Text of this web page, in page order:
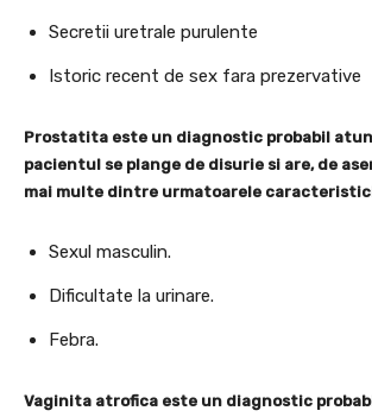
Secretii uretrale purulente
Istoric recent de sex fara prezervative
Prostatita este un diagnostic probabil
pacientul se plange de disurie si are, de
mai multe dintre urmatoarele
Sexul masculin.
Dificultate la urinare.
Febra.
Vaginita atrofica este un diagnostic